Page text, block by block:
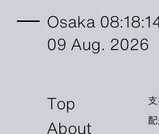
Osaka
09 Aug. 2026
Top
About